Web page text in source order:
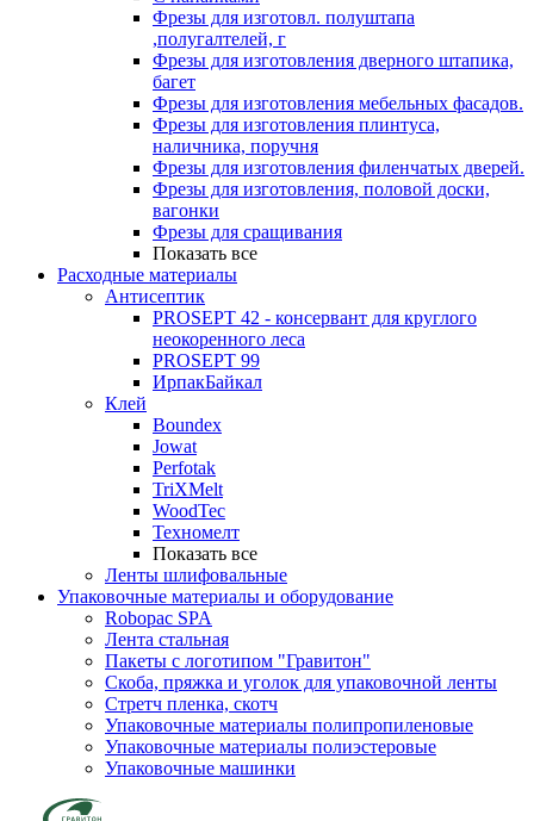
Фрезы для изготовл. полуштапа
,полугалтелей, г
Фрезы для изготовления дверного штапика,
багет
Фрезы для изготовления мебельных фасадов.
Фрезы для изготовления плинтуса,
наличника, поручня
Фрезы для изготовления филенчатых дверей.
Фрезы для изготовления, половой доски,
вагонки
Фрезы для сращивания
Показать все
Расходные материалы
Антисептик
PROSEPT 42 - консервант для круглого
неокоренного леса
PROSEPT 99
ИрпакБайкал
Клей
Boundex
Jowat
Perfotak
TriXMelt
WoodTec
Техномелт
Показать все
Ленты шлифовальные
Упаковочные материалы и оборудование
Robopac SPA
Лента стальная
Пакеты с логотипом "Гравитон"
Скоба, пряжка и уголок для упаковочной ленты
Стретч пленка, скотч
Упаковочные материалы полипропиленовые
Упаковочные материалы полиэстеровые
Упаковочные машинки